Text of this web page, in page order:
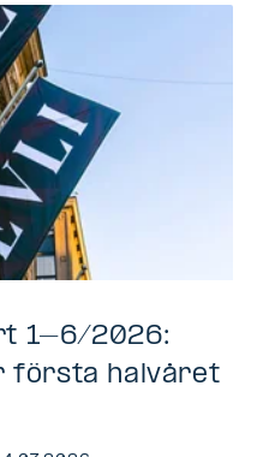
1–6/2026:
första halvåret